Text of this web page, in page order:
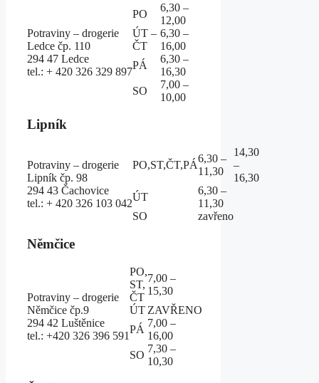
Potraviny – drogerie
Ledce čp. 110
294 47 Ledce
tel.: + 420 326 329 897
PO
6,30 –
12,00
ÚT –
ČT
6,30 –
16,00
PÁ
6,30 –
16,30
SO
7,00 –
10,00
Lipník
Potraviny – drogerie
Lipník čp. 98
294 43 Čachovice
tel.: + 420 326 103 042
PO,ST,ČT,PÁ
6,30 –
11,30
14,30
–
16,30
ÚT
6,30 –
11,30
SO
zavřeno
Němčice
Potraviny – drogerie
Němčice čp.9
294 42 Luštěnice
tel.: +420 326 396 591
PO,
ST,
ČT
7,00 –
15,30
ÚT ZAVŘENO
PÁ
7,00 –
16,00
SO
7,30 –
10,30